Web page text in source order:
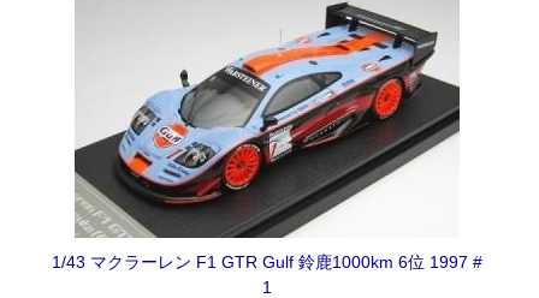
1/43 マクラーレン F1 GTR Gulf 鈴鹿1000km 6位 1997 #
1